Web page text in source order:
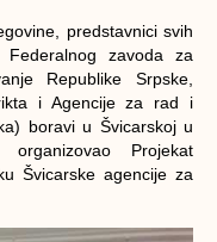
predstavnici svih
Federalnog zavoda za
Republike Srpske,
i Agencije za rad i
boravi u Švicarskoj u
Projekat
Švicarske agencije za